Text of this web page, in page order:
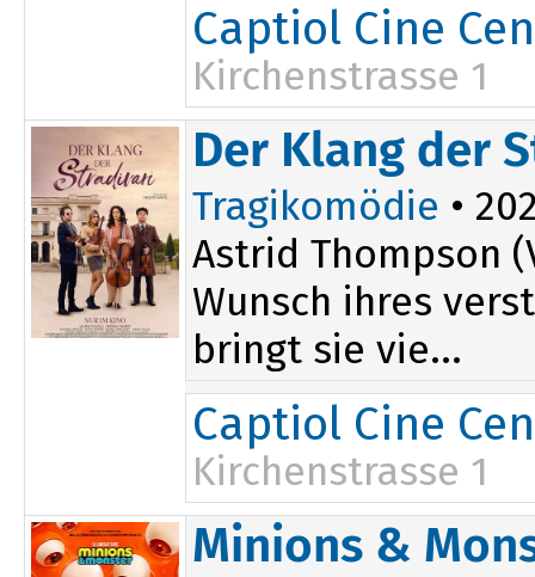
Captiol Cine
Kirchenstrasse 1
16:00
18:00
Der Klang der
Tragikomödie •
Astrid Thompson
Wunsch ihres
bringt sie vie...
Captiol Cine
Kirchenstrasse 1
13:50 18:10
Minions &